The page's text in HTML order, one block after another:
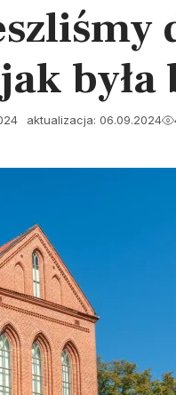
była
aktualizacja: 06.09.2024